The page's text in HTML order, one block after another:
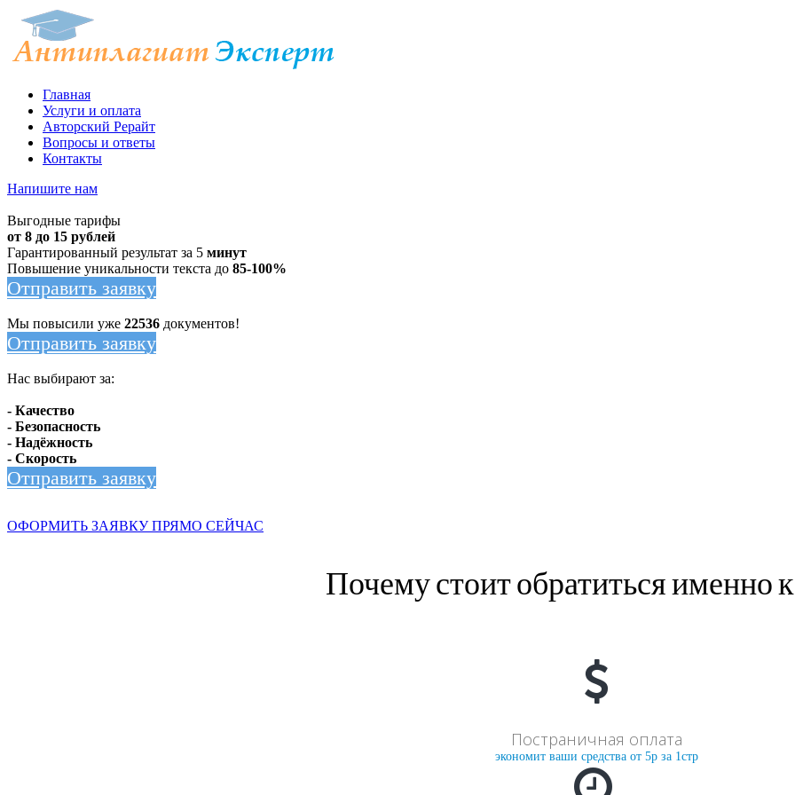
Главная
Услуги и оплата
Авторский Рерайт
Вопросы и ответы
Контакты
Напишите нам
Выгодные тарифы
от 8 до 15 рублей
Гарантированный результат за 5 минут
Повышение уникальности текста до 85-100%
Отправить заявку
Мы повысили уже 22536 документов!
Отправить заявку
Нас выбирают за:
- Качество
- Безопасность
- Надёжность
- Скорость
Отправить заявку
ОФОРМИТЬ ЗАЯВКУ ПРЯМО СЕЙЧАС
Почему стоит обратиться именно
Постраничная оплата
экономит ваши средства от 5р за 1стр